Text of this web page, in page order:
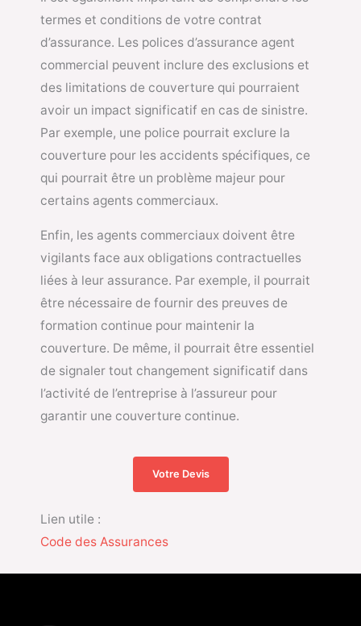
termes et conditions de votre contrat
d’assurance. Les polices d’assurance agent
commercial peuvent inclure des exclusions et
des limitations de couverture qui pourraient
avoir un impact significatif en cas de sinistre.
Par exemple, une police pourrait exclure la
couverture pour les accidents spécifiques, ce
qui pourrait être un problème majeur pour
certains agents commerciaux.
Enfin, les agents commerciaux doivent être
vigilants face aux obligations contractuelles
liées à leur assurance. Par exemple, il pourrait
être nécessaire de fournir des preuves de
formation continue pour maintenir la
couverture. De même, il pourrait être essentiel
de signaler tout changement significatif dans
l’activité de l’entreprise à l’assureur pour
garantir une couverture continue.
Votre Devis
Lien utile :
Code des Assurances